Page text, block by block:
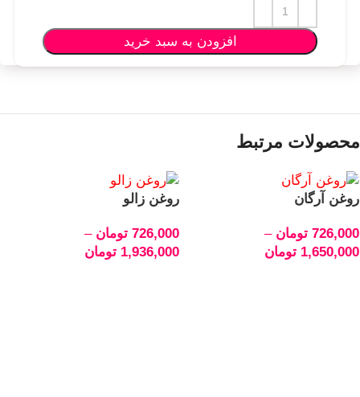
افزودن به سبد خرید
محصولات مرتبط
روغن آرگان
726,000 تومان –
1,650,000 تومان
روغن زالو
726,000 تومان –
1,936,000 تومان